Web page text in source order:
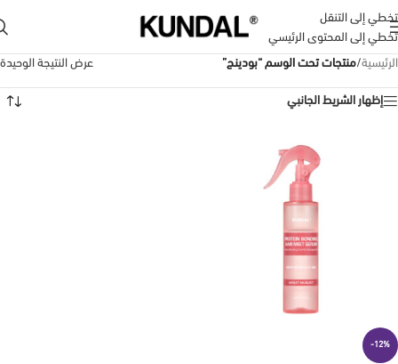
تخطي إلى التنقل
تخطي إلى المحتوى الرئيسي
الرئيسية/منتجات تحت الوسم “بودينج” عرض النتيجة الوحيدة
إظهار الشريط الجانبي
-12%